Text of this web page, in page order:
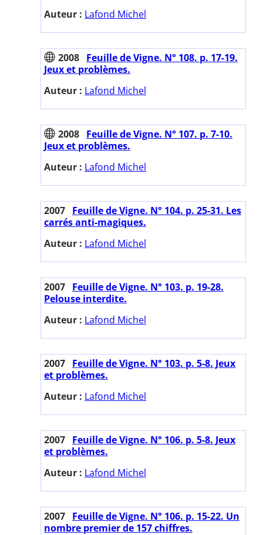
Auteur : Lafond Michel
2008 Feuille de Vigne. N° 108. p. 17-19.
Jeux et problèmes.
Auteur : Lafond Michel
2008 Feuille de Vigne. N° 107. p. 7-10.
Jeux et problèmes.
Auteur : Lafond Michel
2007 Feuille de Vigne. N° 104. p. 25-31. Les
carrés anti-magiques.
Auteur : Lafond Michel
2007 Feuille de Vigne. N° 103. p. 19-28.
Pelouse interdite.
Auteur : Lafond Michel
2007 Feuille de Vigne. N° 103. p. 5-8. Jeux
et problèmes.
Auteur : Lafond Michel
2007 Feuille de Vigne. N° 106. p. 5-8. Jeux
et problèmes.
Auteur : Lafond Michel
2007 Feuille de Vigne. N° 106. p. 15-22. Un
nombre premier de 157 chiffres.